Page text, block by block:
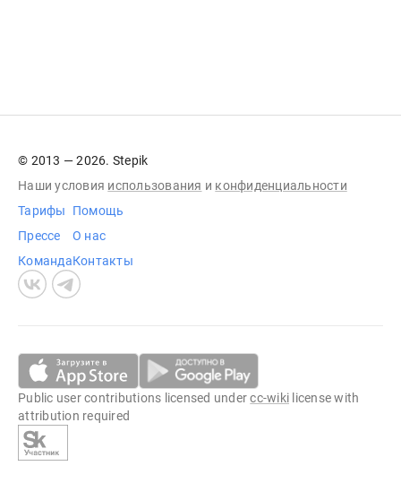
© 2013 — 2026. Stepik
Наши условия использования и конфиденциальности
Тарифы
Прессе
Команда
Помощь
О нас
Контакты
Public user contributions licensed undercc-wiki license with
attribution required